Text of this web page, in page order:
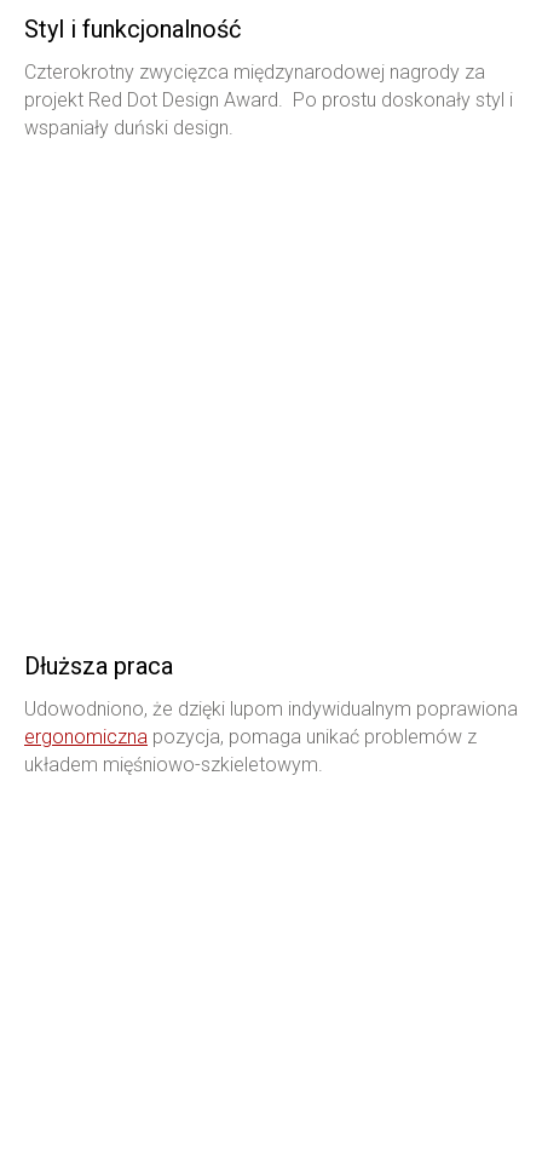
Styl i funkcjonalność
Czterokrotny zwycięzca międzynarodowej nagrody za
projekt Red Dot Design Award. Po prostu doskonały styl i
wspaniały duński design.
Dłuższa praca
Udowodniono, że dzięki lupom indywidualnym poprawiona
ergonomiczna pozycja, pomaga unikać problemów z
układem mięśniowo-szkieletowym.